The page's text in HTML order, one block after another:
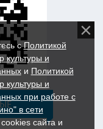
сПолитикой
культуры и
и Политикой
культуры и
при работе с
в сети
сайта и